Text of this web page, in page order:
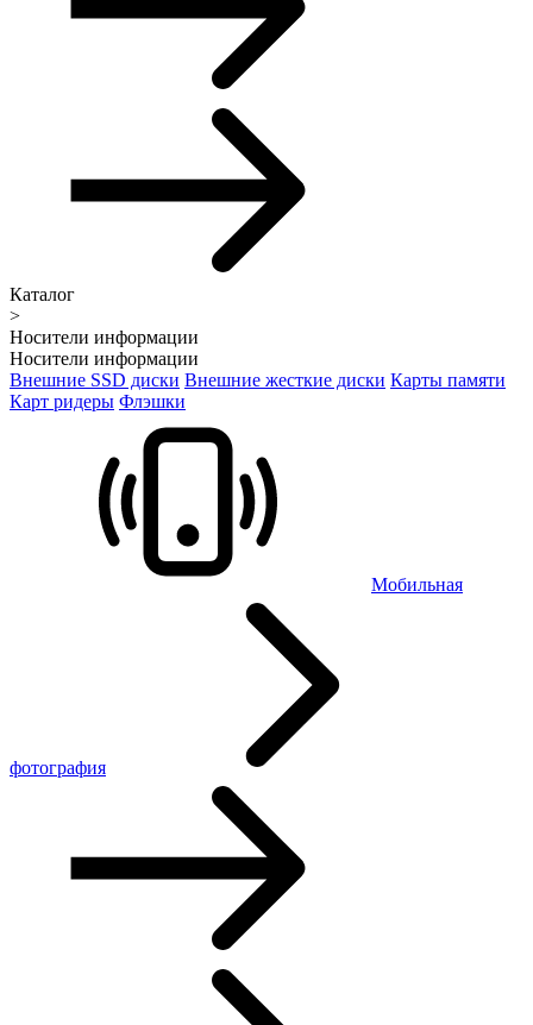
Каталог
>
Носители информации
Носители информации
Внешние SSD диски Внешние жесткие диски Карты памяти
Карт ридеры Флэшки
Мобильная
фотография